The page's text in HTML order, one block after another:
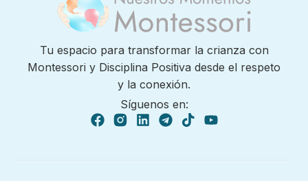
Tu espacio para transformar la crianza con
Montessori y Disciplina Positiva desde el respeto
y la conexión.
Síguenos en: